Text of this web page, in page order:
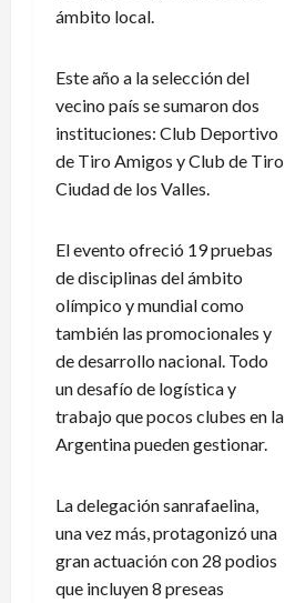
ámbito local.
Este año a la selección del
vecino país se sumaron dos
instituciones: Club Deportivo
de Tiro Amigos y Club de Tiro
Ciudad de los Valles.
El evento ofreció 19 pruebas
de disciplinas del ámbito
olímpico y mundial como
también las promocionales y
de desarrollo nacional. Todo
un desafío de logística y
trabajo que pocos clubes en la
Argentina pueden gestionar.
La delegación sanrafaelina,
una vez más, protagonizó una
gran actuación con 28 podios
que incluyen 8 preseas